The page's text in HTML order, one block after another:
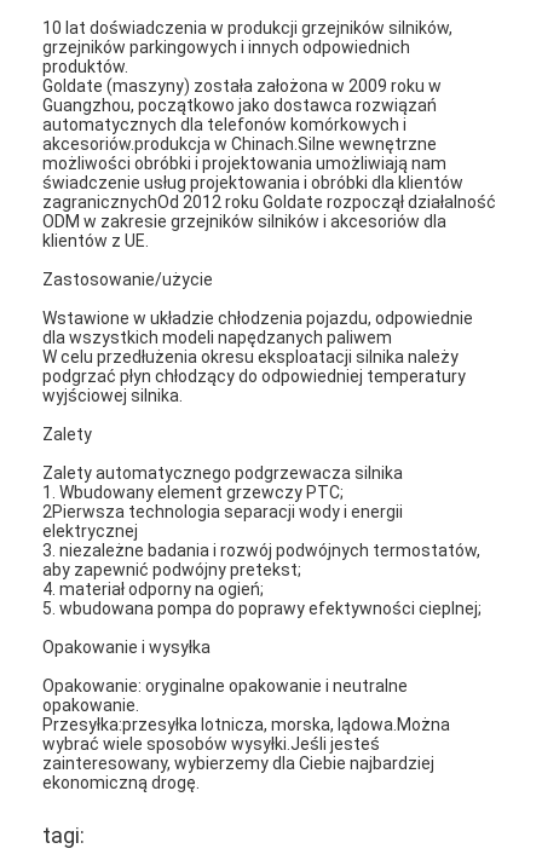
10 lat doświadczenia w produkcji grzejników silników,
grzejników parkingowych i innych odpowiednich
produktów.
Goldate (maszyny) została założona w 2009 roku w
Guangzhou, początkowo jako dostawca rozwiązań
automatycznych dla telefonów komórkowych i
akcesoriów.produkcja w Chinach.Silne wewnętrzne
możliwości obróbki i projektowania umożliwiają nam
świadczenie usług projektowania i obróbki dla klientów
zagranicznychOd 2012 roku Goldate rozpoczął działalność
ODM w zakresie grzejników silników i akcesoriów dla
klientów z UE.
Zastosowanie/użycie
Wstawione w układzie chłodzenia pojazdu, odpowiednie
dla wszystkich modeli napędzanych paliwem
W celu przedłużenia okresu eksploatacji silnika należy
podgrzać płyn chłodzący do odpowiedniej temperatury
wyjściowej silnika.
Zalety
Zalety automatycznego podgrzewacza silnika
1. Wbudowany element grzewczy PTC;
2Pierwsza technologia separacji wody i energii
elektrycznej
3. niezależne badania i rozwój podwójnych termostatów,
aby zapewnić podwójny pretekst;
4. materiał odporny na ogień;
5. wbudowana pompa do poprawy efektywności cieplnej;
Opakowanie i wysyłka
Opakowanie: oryginalne opakowanie i neutralne
opakowanie.
Przesyłka:przesyłka lotnicza, morska, lądowa.Można
wybrać wiele sposobów wysyłki.Jeśli jesteś
zainteresowany, wybierzemy dla Ciebie najbardziej
ekonomiczną drogę.
tagi: